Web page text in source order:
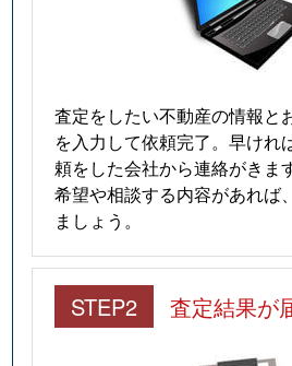
査定をしたい不動産の情報と
を入力して依頼完了。早けれ
頼をした会社から連絡がきます
希望や相談する内容があれば
ましょう。
STEP2 査定結果が